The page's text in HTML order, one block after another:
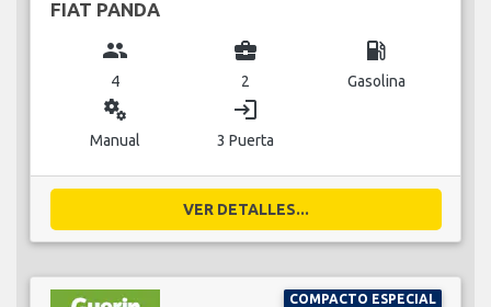
FIAT PANDA
group
4
business_center
2
local_gas_station
Gasolina
miscellaneous_services
Manual
login
3 Puerta
VER DETALLES...
COMPACTO ESPECIAL